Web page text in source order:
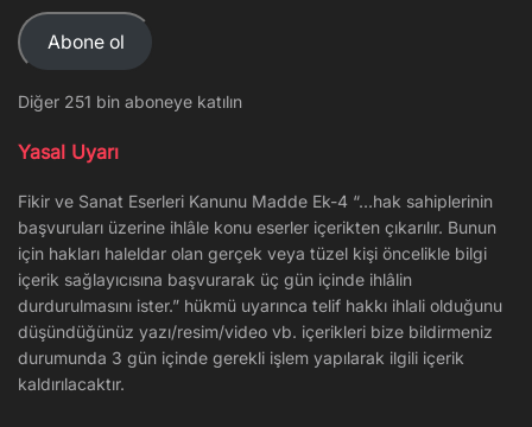
Adresi
Abone ol
Diğer 251 bin aboneye katılın
Yasal Uyarı
Fikir ve Sanat Eserleri Kanunu Madde Ek-4 “…hak sahiplerinin
başvuruları üzerine ihlâle konu eserler içerikten çıkarılır. Bunun
için hakları haleldar olan gerçek veya tüzel kişi öncelikle bilgi
içerik sağlayıcısına başvurarak üç gün içinde ihlâlin
durdurulmasını ister.” hükmü uyarınca telif hakkı ihlali olduğunu
düşündüğünüz yazı/resim/video vb. içerikleri bize bildirmeniz
durumunda 3 gün içinde gerekli işlem yapılarak ilgili içerik
kaldırılacaktır.